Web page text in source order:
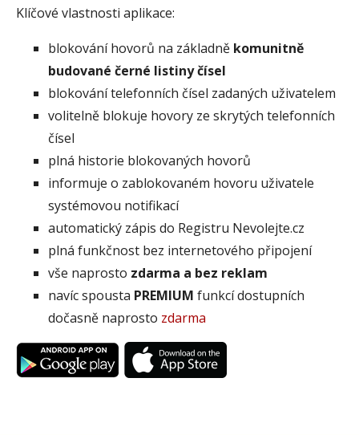
Klíčové vlastnosti aplikace:
blokování hovorů na základně komunitně
budované černé listiny čísel
blokování telefonních čísel zadaných uživatelem
volitelně blokuje hovory ze skrytých telefonních
čísel
plná historie blokovaných hovorů
informuje o zablokovaném hovoru uživatele
systémovou notifikací
automatický zápis do Registru Nevolejte.cz
plná funkčnost bez internetového připojení
vše naprosto zdarma a bez reklam
navíc spousta PREMIUM funkcí dostupních
dočasně naprosto zdarma